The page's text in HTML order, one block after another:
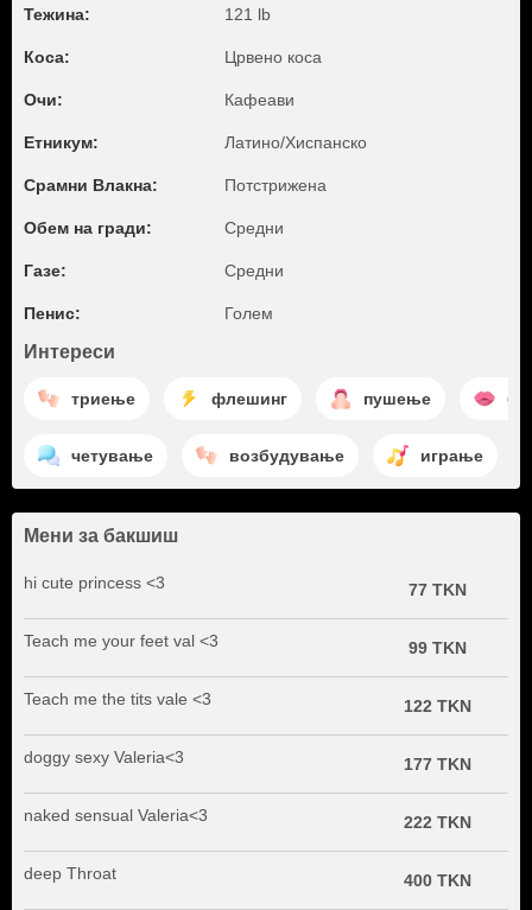
Тежина: 121 lb
Коса: Црвено коса
Очи: Кафеави
Етникум: Латино/Хиспанско
Срамни Влакна: Потстрижена
Обем на гради: Средни
Газе: Средни
Пенис: Голем
Интереси
триење флешинг пушење
четување возбудување играње
Мени за бакшиш
hi cute princess <3 77 TKN
Teach me your feet val <3 99 TKN
Teach me the tits vale <3 122 TKN
doggy sexy Valeria<3 177 TKN
naked sensual Valeria<3 222 TKN
deep Throat 400 TKN